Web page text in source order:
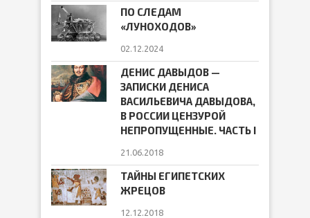
ПО СЛЕДАМ
«ЛУНОХОДОВ»
02.12.2024
ДЕНИС ДАВЫДОВ —
ЗАПИСКИ ДЕНИСА
ВАСИЛЬЕВИЧА ДАВЫДОВА,
В РОССИИ ЦЕНЗУРОЙ
НЕПРОПУЩЕННЫЕ. ЧАСТЬ I
21.06.2018
ТАЙНЫ ЕГИПЕТСКИХ
ЖРЕЦОВ
12.12.2018